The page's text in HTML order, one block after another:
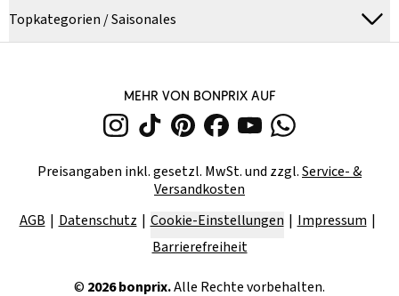
Topkategorien / Saisonales
MEHR VON BONPRIX AUF
Preisangaben inkl. gesetzl. MwSt. und zzgl.Service- &
Versandkosten
AGB
Datenschutz Cookie-Einstellungen
Impressum
Barrierefreiheit
© 2026bonprix.Alle Rechte vorbehalten.